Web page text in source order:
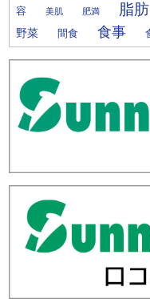
容
美肌 肥満 脂肪
野菜 間食 食事